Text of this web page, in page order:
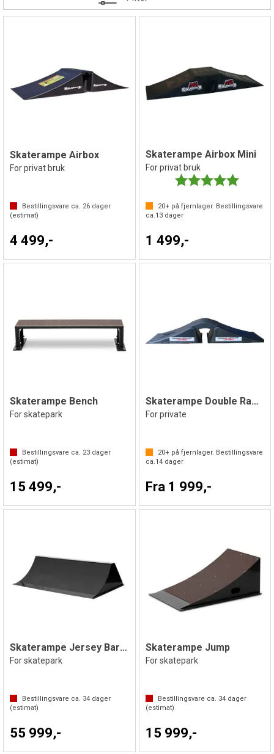
Skaterampe Airbox
For privat bruk
Bestillingsvare ca. 26 dager
(estimat)
4 499,-
Skaterampe Airbox Mini
For privat bruk
Karakter:
20+på fjernlager. Bestillingsvare
ca.13dager
1 499,-
Skaterampe Bench
For skatepark
Bestillingsvare ca. 23 dager
(estimat)
15 499,-
Skaterampe Double Ramp
For private
20+på fjernlager. Bestillingsvare
ca.14dager
Fra 1 999,-
Skaterampe Jersey Barrier
For skatepark
Bestillingsvare ca. 34 dager
(estimat)
55 999,-
Skaterampe Jump
For skatepark
Bestillingsvare ca. 34dager
(estimat)
15 999,-